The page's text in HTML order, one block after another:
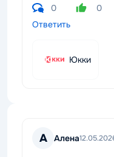
0 0
Ответить
Юкки
А Алена